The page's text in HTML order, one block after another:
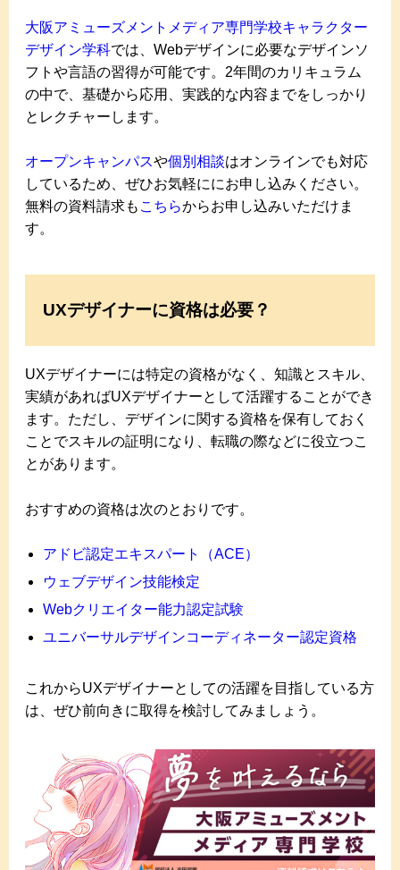
大阪アミューズメントメディア専門学校キャラクター
デザイン学科では、Webデザインに必要なデザインソ
フトや言語の習得が可能です。2年間のカリキュラム
の中で、基礎から応用、実践的な内容までをしっかり
とレクチャーします。
オープンキャンパスや個別相談はオンラインでも対応
しているため、ぜひお気軽ににお申し込みください。
無料の資料請求も こちらからお申し込みいただけま
す。
UXデザイナーに資格は必要？
UXデザイナーには特定の資格がなく、知識とスキル、
実績があればUXデザイナーとして活躍することができ
ます。ただし、デザインに関する資格を保有しておく
ことでスキルの証明になり、転職の際などに役立つこ
とがあります。
おすすめの資格は次のとおりです。
アドビ認定エキスパート（ACE）
ウェブデザイン技能検定
Webクリエイター能力認定試験
ユニバーサルデザインコーディネーター認定資格
これからUXデザイナーとしての活躍を目指している方
は、ぜひ前向きに取得を検討してみましょう。